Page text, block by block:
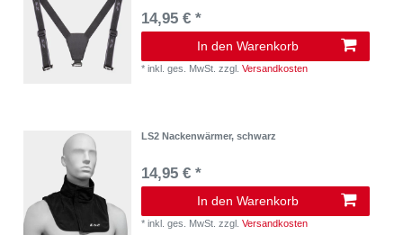
14,95 € *
In den Warenkorb
*inkl. ges. MwSt. zzgl.Versandkosten
LS2 Nackenwärmer, schwarz
14,95 € *
In den Warenkorb
*inkl. ges. MwSt. zzgl.Versandkosten